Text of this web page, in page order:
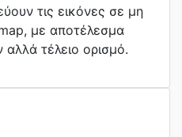
τις εικόνες σε μη
με αποτέλεσμα
τέλειο ορισμό.